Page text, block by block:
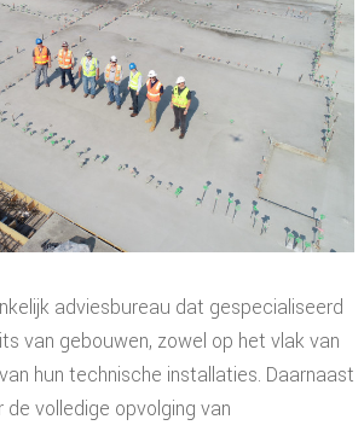
adviesbureau dat gespecialiseerd
van gebouwen, zowel op het vlak van
hun technische installaties. Daarnaast
volledige opvolging van